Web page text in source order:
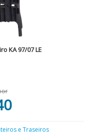
KA 97/07 LE
e Traseiros